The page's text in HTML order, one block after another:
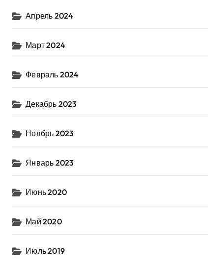
Апрель 2024
Март 2024
Февраль 2024
Декабрь 2023
Ноябрь 2023
Январь 2023
Июнь 2020
Май 2020
Июль 2019